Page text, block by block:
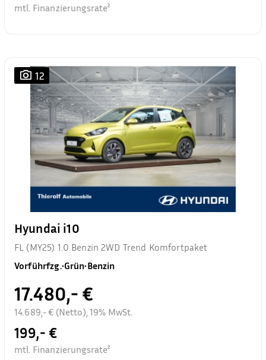
mtl. Finanzierungsrate²
12
Hyundai i10
FL (MY25) 1.0 Benzin 2WD Trend Komfortpaket
Vorführfzg.•Grün•Benzin
17.480,- €
14.689,- € (Netto), 19% MwSt.
199,- €
mtl. Finanzierungsrate²